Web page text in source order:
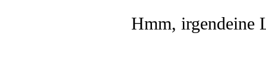
Hmm, irgendeine